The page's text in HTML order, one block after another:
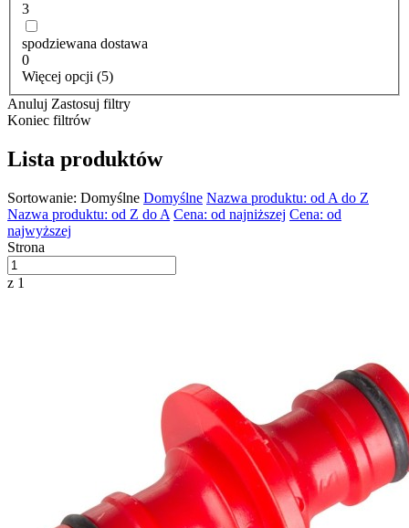
3
spodziewana dostawa
0
Więcej opcji (5)
Anuluj Zastosuj filtry
Koniec filtrów
Lista produktów
Sortowanie: Domyślne Domyślne Nazwa produktu: od A do Z
Nazwa produktu: od Z do A Cena: od najniższej Cena: od
najwyższej
Strona
z 1